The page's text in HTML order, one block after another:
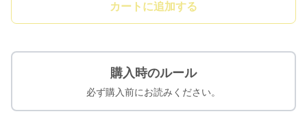
カートに追加する
購入時のルール
必ず購入前にお読みください。